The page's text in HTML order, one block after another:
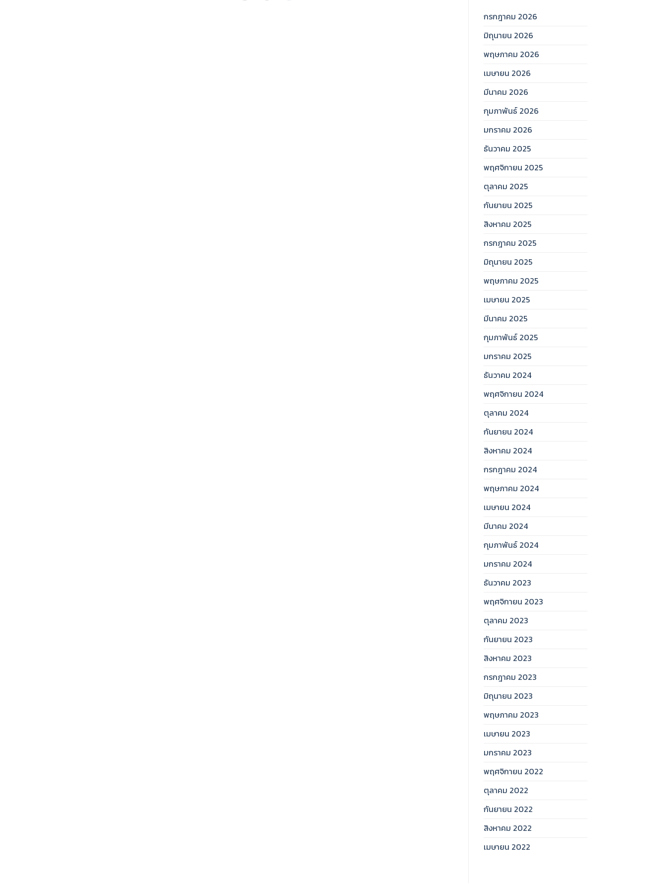
กรกฎาคม 2026
มิถุนายน 2026
พฤษภาคม 2026
เมษายน 2026
มีนาคม 2026
กุมภาพันธ์ 2026
มกราคม 2026
ธันวาคม 2025
พฤศจิกายน 2025
ตุลาคม 2025
กันยายน 2025
สิงหาคม 2025
กรกฎาคม 2025
มิถุนายน 2025
พฤษภาคม 2025
เมษายน 2025
มีนาคม 2025
กุมภาพันธ์ 2025
มกราคม 2025
ธันวาคม 2024
พฤศจิกายน 2024
ตุลาคม 2024
กันยายน 2024
สิงหาคม 2024
กรกฎาคม 2024
พฤษภาคม 2024
เมษายน 2024
มีนาคม 2024
กุมภาพันธ์ 2024
มกราคม 2024
ธันวาคม 2023
พฤศจิกายน 2023
ตุลาคม 2023
กันยายน 2023
สิงหาคม 2023
กรกฎาคม 2023
มิถุนายน 2023
พฤษภาคม 2023
เมษายน 2023
มกราคม 2023
พฤศจิกายน 2022
ตุลาคม 2022
กันยายน 2022
สิงหาคม 2022
เมษายน 2022